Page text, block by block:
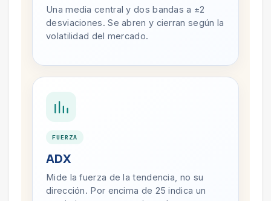
Una media central y dos bandas a ±2
desviaciones. Se abren y cierran según la
volatilidad del mercado.
FUERZA
ADX
Mide la fuerza de la tendencia, no su
dirección. Por encima de 25 indica un